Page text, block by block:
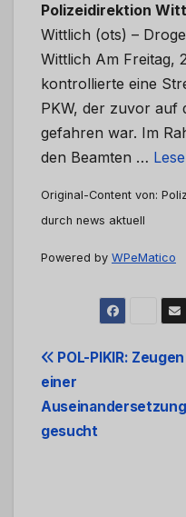
Polizeidirektion
Wittlich (ots) –
Wittlich Am Freitag,
kontrollierte eine
PKW, der zuvor auf
gefahren war. Im
den Beamten …
Original-Content von:
durch news aktuell
Powered by WPeMatico
Beitrags-
Navigation
POL-PIKIR: Zeugen
einer
Auseinandersetzung
gesucht